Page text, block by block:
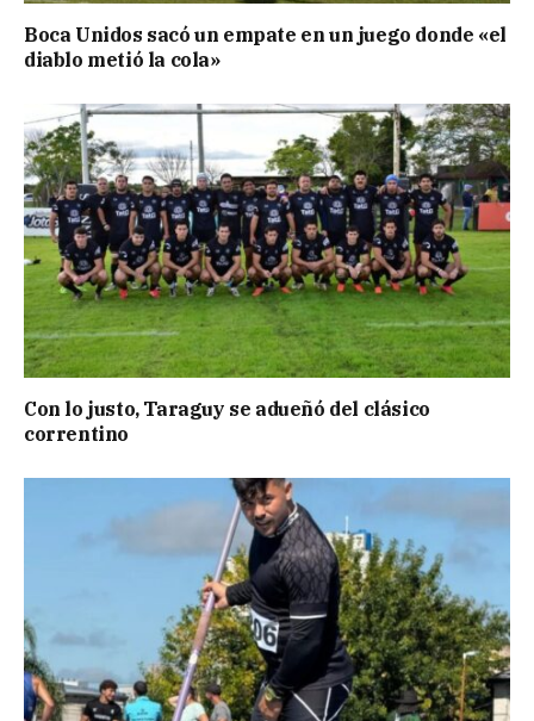
Boca Unidos sacó un empate en un juego donde «el
diablo metió la cola»
Con lo justo, Taraguy se adueñó del clásico
correntino